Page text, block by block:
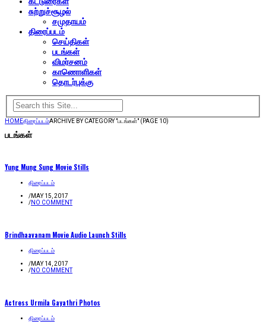
சுற்றுச்சூழல்
சமுதாயம்
திரைப்படம்
செய்திகள்
படங்கள்
விமர்சனம்
காணொளிகள்
தொடர்புக்கு
HOMEதிரைப்படம்ARCHIVE BY CATEGORY "படங்கள்" (PAGE 10)
படங்கள்
Yung Mung Sung Movie Stills
திரைப்படம்
/MAY 15, 2017
/NO COMMENT
Brindhaavanam Movie Audio Launch Stills
திரைப்படம்
/MAY 14, 2017
/NO COMMENT
Actress Urmila Gayathri Photos
திரைப்படம்